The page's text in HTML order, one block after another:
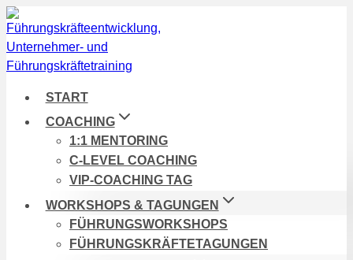
Zum
Inhalt
springen
START
COACHING
1:1 MENTORING
C-LEVEL COACHING
VIP-COACHING TAG
WORKSHOPS & TAGUNGEN
FÜHRUNGSWORKSHOPS
FÜHRUNGSKRÄFTETAGUNGEN